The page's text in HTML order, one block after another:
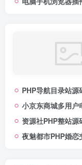
PHP导航目录站
小京东商城多用户
资源社PHP整站源
夜魅都市PHP婚恋